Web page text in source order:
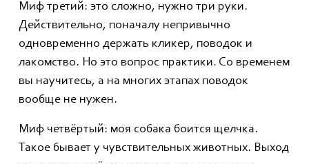
Миф третий: это сложно, нужно три руки.
Действительно, поначалу непривычно
одновременно держать кликер, поводок и
лакомство. Но это вопрос практики. Со временем
вы научитесь, а на многих этапах поводок
вообще не нужен.
Миф четвёртый: моя собака боится щелчка.
Такое бывает у чувствительных животных. Выход